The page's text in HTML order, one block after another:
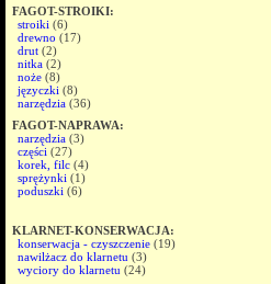
FAGOT-STROIKI:
stroiki (6)
drewno (17)
drut (2)
nitka (2)
noże (8)
języczki (8)
narzędzia (36)
FAGOT-NAPRAWA:
narzędzia (3)
części (27)
korek, filc (4)
sprężynki (1)
poduszki (6)
KLARNET-KONSERWACJA:
konserwacja - czyszczenie (19)
nawilżacz do klarnetu (3)
wyciory do klarnetu (24)